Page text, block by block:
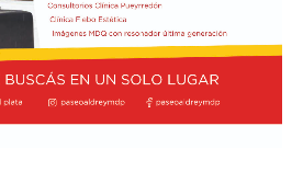
Gran Premio de la F1 asigna
a cada piloto según su
todo el fin de semana, por lo que
previa y, en caso de